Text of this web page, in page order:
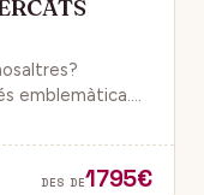
emblemàtica.
DES DE1795€